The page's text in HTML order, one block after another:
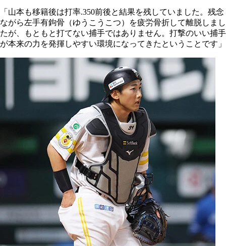
「山本も移籍後は打率.350前後と結果を残していました。残念
ながら左手有鉤骨（ゆうこうこつ）を疲労骨折して離脱しまし
たが、もともと打てない捕手ではありません。打撃のいい捕手
が本来の力を発揮しやすい環境になってきたということです」